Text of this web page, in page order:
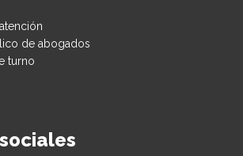
de abogados
turno
sociales